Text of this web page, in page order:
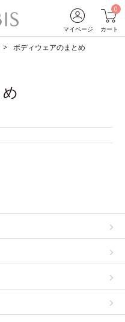
マイページ
0
カート
ボディウェアのまとめ